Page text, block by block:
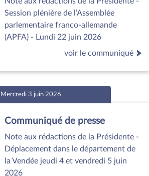
Session plénière de l’Assemblée
parlementaire franco-allemande
(APFA) - Lundi 22 juin 2026
voir le communiqué
Mercredi 3 juin 2026
Communiqué de presse
Note aux rédactions de la Présidente -
Déplacement dans le département de
la Vendée jeudi 4 et vendredi 5 juin
2026